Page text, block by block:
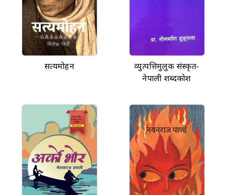
सत्यमोहन
व्युत्पत्तिमुलुक संस्कृत-
नेपाली शब्दकोश